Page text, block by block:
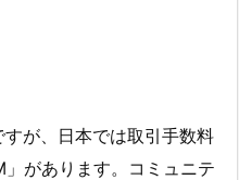
が、日本では取引手数料
があります。コミュニテ